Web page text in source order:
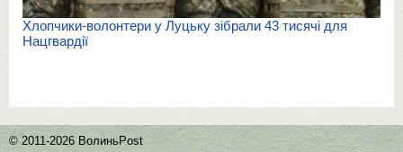
Хлопчики-волонтери у Луцьку зібрали 43 тисячі для
Нацгвардії
© 2011-2026 ВолиньPost